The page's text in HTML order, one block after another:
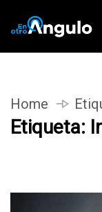
Home
Etiqueta: